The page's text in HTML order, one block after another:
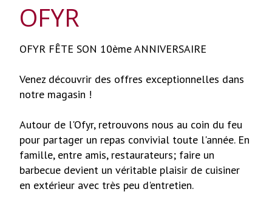
OFYR
OFYR FÊTE SON 10ème ANNIVERSAIRE
Venez découvrir des offres exceptionnelles dans
notre magasin !
Autour de l'Ofyr, retrouvons nous au coin du feu
pour partager un repas convivial toute l'année. En
famille, entre amis, restaurateurs; faire un
barbecue devient un véritable plaisir de cuisiner
en extérieur avec très peu d'entretien.